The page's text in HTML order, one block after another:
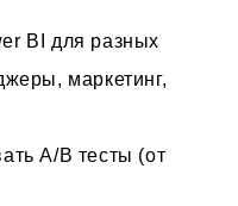
BI для разных
маркетинг,
A/B тесты (от